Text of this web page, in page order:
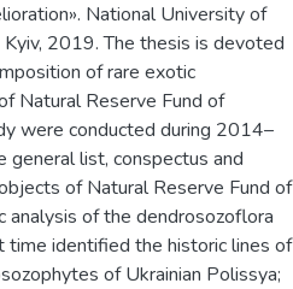
National University of
2019. The thesis is devoted
of rare exotic
Natural Reserve Fund of
were conducted during 2014–
list, conspectus and
of Natural Reserve Fund of
analysis of the dendrosozoflora
identified the historic lines of
of Ukrainian Polissya;